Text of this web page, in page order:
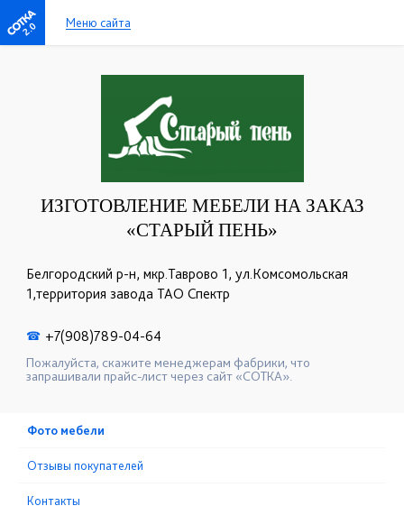
2.0 Меню сайта
ИЗГОТОВЛЕНИЕ МЕБЕЛИ НА ЗАКАЗ
«СТАРЫЙ ПЕНЬ»
Белгородский р-н, мкр.Таврово 1, ул.Комсомольская
1,территория завода ТАО Спектр
☎ +7(908)789-04-64
Пожалуйста, скажите менеджерам фабрики, что
запрашивали прайс-лист через сайт «СОТКА».
Фото мебели
Отзывы покупателей
Контакты